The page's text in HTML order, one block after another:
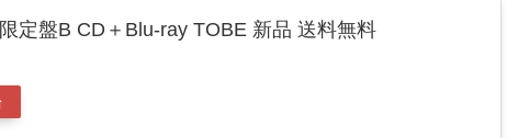
定盤B CD＋Blu-ray TOBE 新品 送料無料